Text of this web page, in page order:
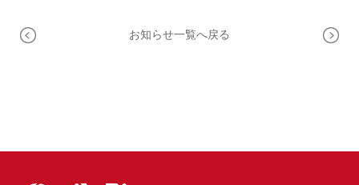
お知らせ一覧へ戻る